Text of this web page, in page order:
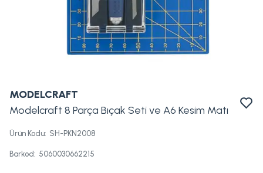
MODELCRAFT
Modelcraft 8 Parça Bıçak Seti ve A6 Kesim Matı
Ürün Kodu: SH-PKN2008
Barkod: 5060030662215